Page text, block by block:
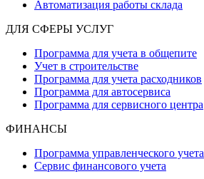
Автоматизация работы склада
ДЛЯ СФЕРЫ УСЛУГ
Программа для учета в общепите
Учет в строительстве
Программа для учета расходников
Программа для автосервиса
Программа для сервисного центра
ФИНАНСЫ
Программа управленческого учета
Сервис финансового учета